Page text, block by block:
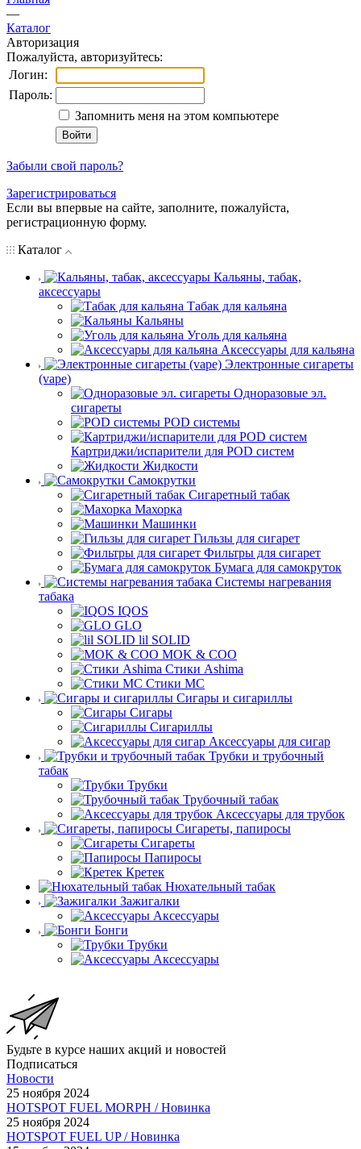
—
Каталог
Авторизация
Пожалуйста, авторизуйтесь:
Логин:
Пароль:
Запомнить меня на этом компьютере
Забыли свой пароль?
Зарегистрироваться
Если вы впервые на сайте, заполните, пожалуйста,
регистрационную форму.
Каталог
Кальяны, табак,
аксессуары
Табак для кальяна
Кальяны
Уголь для кальяна
Аксессуары для кальяна
Электронные сигареты
(vape)
Одноразовые эл.
сигареты
POD системы
Картриджи/испарители для POD систем
Жидкости
Самокрутки
Сигаретный табак
Махорка
Машинки
Гильзы для сигарет
Фильтры для сигарет
Бумага для самокруток
Системы нагревания
табака
IQOS
GLO
lil SOLID
MOK & COO
Стики Ashima
Стики MC
Сигары и сигариллы
Сигары
Сигариллы
Аксессуары для сигар
Трубки и трубочный
табак
Трубки
Трубочный табак
Аксессуары для трубок
Сигареты, папиросы
Сигареты
Папиросы
Кретек
Нюхательный табак
Зажигалки
Аксессуары
Бонги
Трубки
Аксессуары
Будьте в курсе наших акций и новостей
Подписаться
Новости
25 ноября 2024
HOTSPOT FUEL MORPH / Новинка
25 ноября 2024
HOTSPOT FUEL UP / Новинка